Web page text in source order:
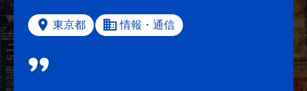
東京都 情報・通信